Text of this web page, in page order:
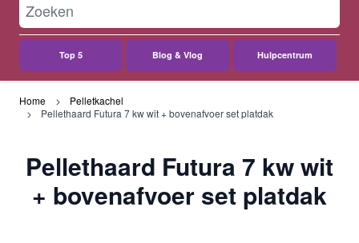
Top 5 Blog & Vlog Hulpcentrum
Home
Pelletkachel
Pellethaard Futura 7 kw wit + bovenafvoer set platdak
Pellethaard Futura 7 kw wit
+ bovenafvoer set platdak